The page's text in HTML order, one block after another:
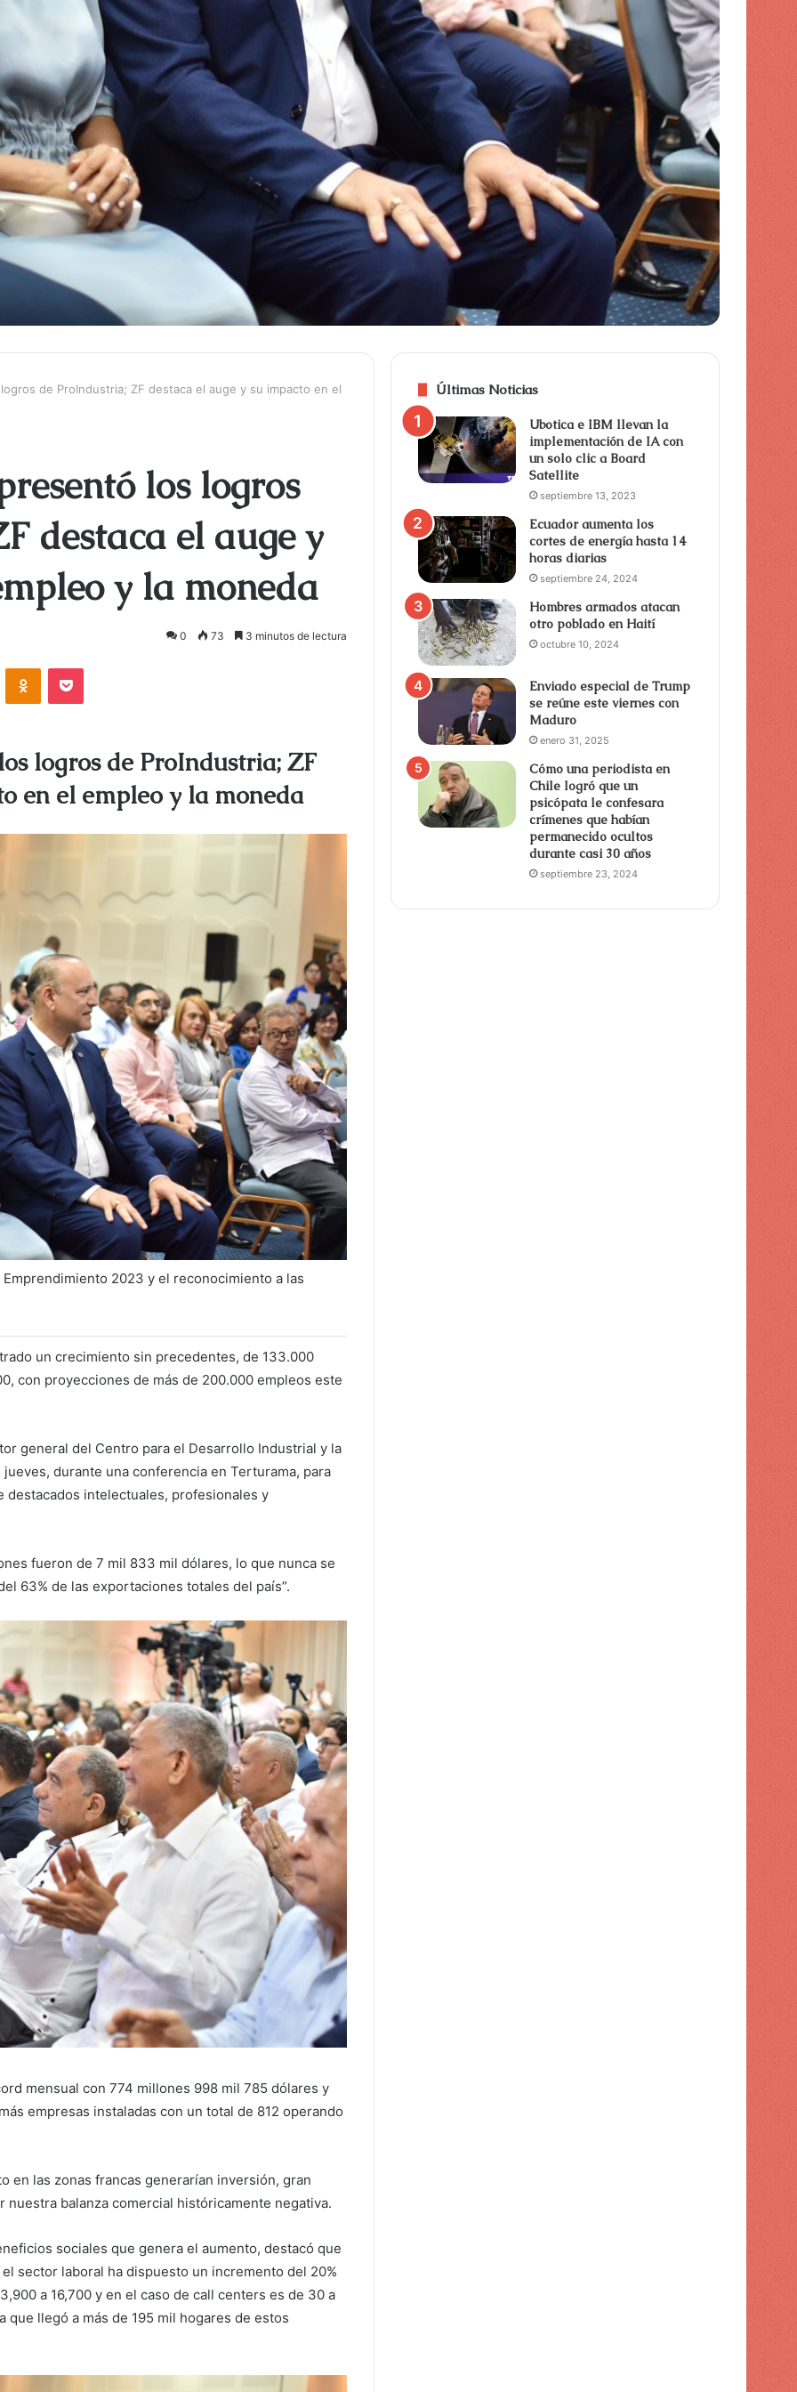
de ProIndustria; ZF destaca el auge y su impacto en el
los logros
destaca el auge y
y la moneda
0 73 3 minutos de lectura
logros de ProIndustria; ZF
en el empleo y la moneda
2023 y el reconocimiento a las
un crecimiento sin precedentes, de 133.000
con proyecciones de más de 200.000 empleos este
general del Centro para el Desarrollo Industrial y la
durante una conferencia en Terturama, para
destacados intelectuales, profesionales y
fueron de 7 mil 833 mil dólares, lo que nunca se
63% de las exportaciones totales del país”.
mensual con 774 millones 998 mil 785 dólares y
empresas instaladas con un total de 812 operando
en las zonas francas generarían inversión, gran
balanza comercial históricamente negativa.
sociales que genera el aumento, destacó que
sector laboral ha dispuesto un incremento del 20%
a 16,700 y en el caso de call centers es de 30 a
llegó a más de 195 mil hogares de estos
Últimas Noticias
Ubotica e IBM llevan la
implementación de IA con
un solo clic a Board
Satellite
septiembre 13, 2023
Ecuador aumenta los
cortes de energía hasta 14
horas diarias
septiembre 24, 2024
Hombres armados atacan
otro poblado en Haití
octubre 10, 2024
Enviado especial de Trump
se reúne este viernes con
Maduro
enero 31, 2025
Cómo una periodista en
Chile logró que un
psicópata le confesara
crímenes que habían
permanecido ocultos
durante casi 30 años
septiembre 23, 2024